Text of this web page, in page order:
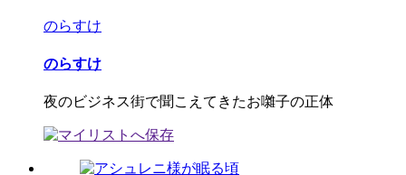
のらすけ
のらすけ
夜のビジネス街で聞こえてきたお囃子の正体